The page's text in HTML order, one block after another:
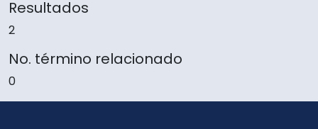
Resultados
2
No. término relacionado
0